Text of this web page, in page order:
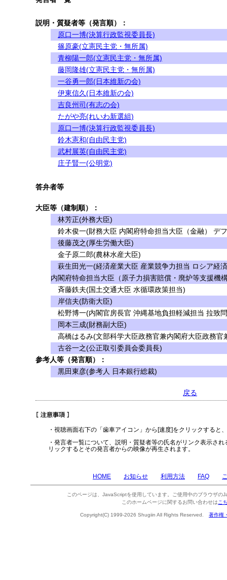
説明・質疑者等（発言順）：
原口一博(決算行政監視委員長)
篠原豪(立憲民主党・無所属)
青柳陽一郎(立憲民主党・無所属)
藤岡隆雄(立憲民主党・無所属)
一谷勇一郎(日本維新の会)
伊東信久(日本維新の会)
吉良州司(有志の会)
たがや亮(れいわ新選組)
原口一博(決算行政監視委員長)
鈴木憲和(自由民主党)
武村展英(自由民主党)
庄子賢一(公明党)
答弁者等
大臣等（建制順）：
林芳正(外務大臣)
鈴木俊一(財務大臣 内閣府特命担当大臣（金融） デ
後藤茂之(厚生労働大臣)
金子原二郎(農林水産大臣)
萩生田光一(経済産業大臣 産業競争力担当 ロシア経
内閣府特命担当大臣（原子力損害賠償・廃炉等支援機
斉藤鉄夫(国土交通大臣 水循環政策担当)
岸信夫(防衛大臣)
松野博一(内閣官房長官 沖縄基地負担軽減担当 拉致
岡本三成(財務副大臣)
高橋はるみ(文部科学大臣政務官兼内閣府大臣政務官
古谷一之(公正取引委員会委員長)
参考人等（発言順）：
黒田東彦(参考人 日本銀行総裁)
戻る
・視聴画面右下の「歯車アイコン」から[速度]をクリックすると
・発言者一覧について、説明・質疑者等の氏名がリンク表示さ
リックするとその発言者からの映像が再生されます。
HOME お知らせ 利用方法 FAQ
このページは、JavaScriptを使用しています。ご使用中のブラウザの
このホームページに関するお問い合わせは こ
Copyright(C) 1999-2026 Shugiin All Rights Reserved. 著作権